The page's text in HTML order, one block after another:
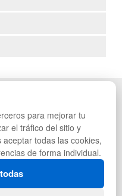
PALETS DE PLÁSTICO
MANUTENCIÓN
DE RESIDUOS
DE PLÁSTICO
LIQUIDACIÓN Y SOBRANTES
para mejorar tu
el tráfico del sitio y
todas las cookies,
de forma individual.